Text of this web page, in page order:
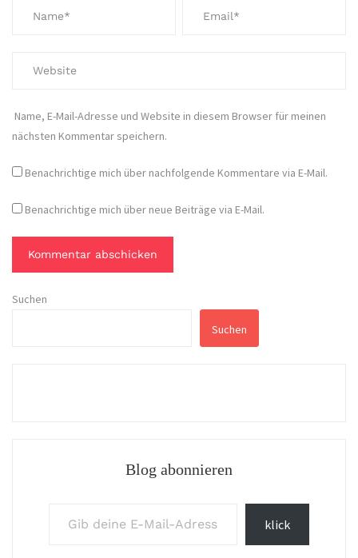
Name, E-Mail-Adresse und Website in diesem Browser für meinen
nächsten Kommentar speichern.
Benachrichtige mich über nachfolgende Kommentare via E-Mail.
Benachrichtige mich über neue Beiträge via E-Mail.
Suchen
Suchen
Blog abonnieren
klick